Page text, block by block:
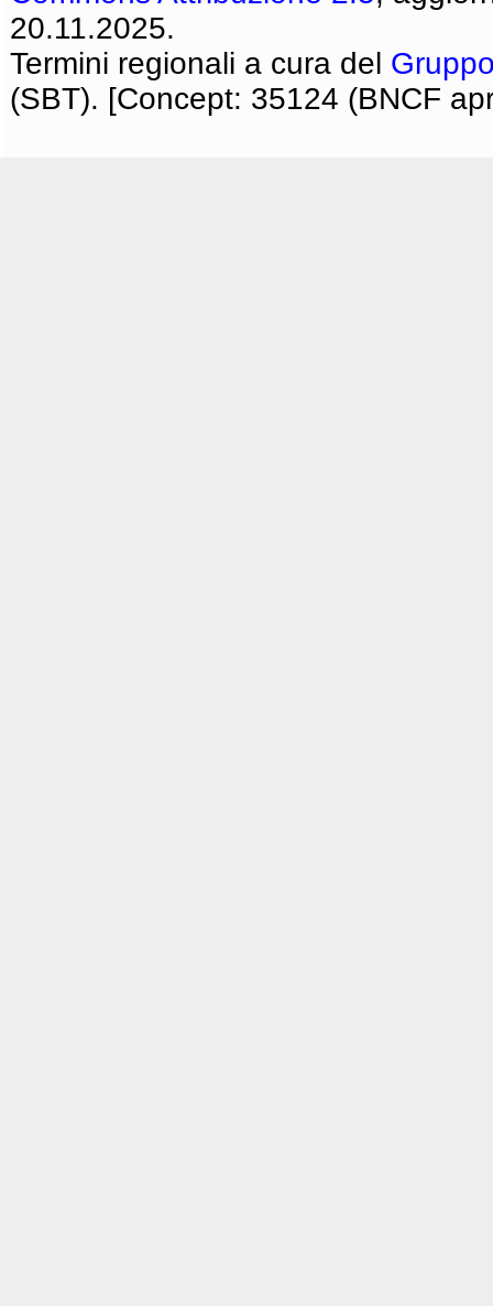
20.11.2025.
Termini regionali a cura del
(SBT). [Concept: 35124 (BNCF